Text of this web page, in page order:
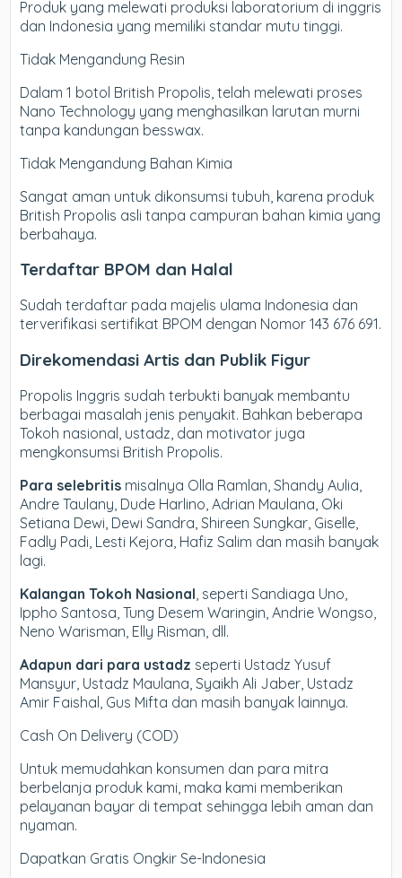
Produk yang melewati produksi laboratorium di inggris
dan Indonesia yang memiliki standar mutu tinggi.
Tidak Mengandung Resin
Dalam 1 botol British Propolis, telah melewati proses
Nano Technology yang menghasilkan larutan murni
tanpa kandungan besswax.
Tidak Mengandung Bahan Kimia
Sangat aman untuk dikonsumsi tubuh, karena produk
British Propolis asli tanpa campuran bahan kimia yang
berbahaya.
Terdaftar BPOM dan Halal
Sudah terdaftar pada majelis ulama Indonesia dan
terverifikasi sertifikat BPOM dengan Nomor 143 676 691.
Direkomendasi Artis dan Publik Figur
Propolis Inggris sudah terbukti banyak membantu
berbagai masalah jenis penyakit. Bahkan beberapa
Tokoh nasional, ustadz, dan motivator juga
mengkonsumsi British Propolis.
Para selebritis misalnya Olla Ramlan, Shandy Aulia,
Andre Taulany, Dude Harlino, Adrian Maulana, Oki
Setiana Dewi, Dewi Sandra, Shireen Sungkar, Giselle,
Fadly Padi, Lesti Kejora, Hafiz Salim dan masih banyak
lagi.
Kalangan Tokoh Nasional , seperti Sandiaga Uno,
Ippho Santosa, Tung Desem Waringin, Andrie Wongso,
Neno Warisman, Elly Risman, dll.
Adapun dari para ustadz seperti Ustadz Yusuf
Mansyur, Ustadz Maulana, Syaikh Ali Jaber, Ustadz
Amir Faishal, Gus Mifta dan masih banyak lainnya.
Cash On Delivery (COD)
Untuk memudahkan konsumen dan para mitra
berbelanja produk kami, maka kami memberikan
pelayanan bayar di tempat sehingga lebih aman dan
nyaman.
Dapatkan Gratis Ongkir Se-Indonesia